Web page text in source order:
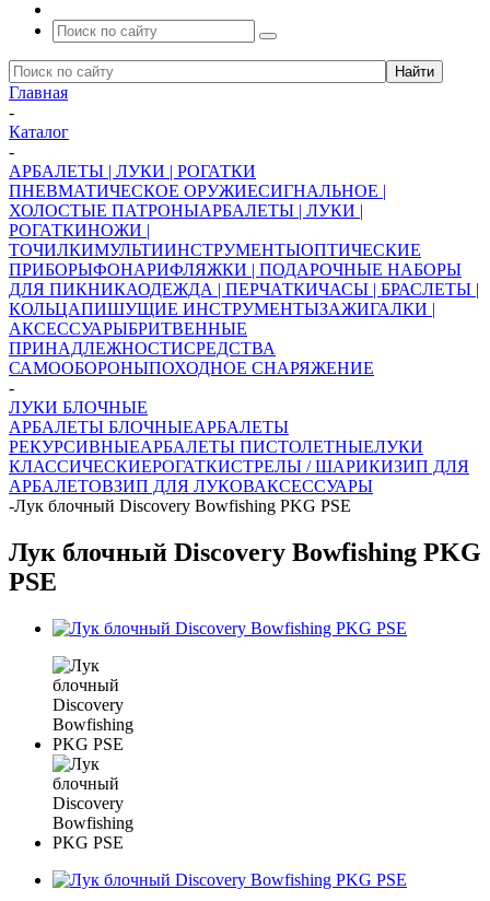
Главная
-
Каталог
-
АРБАЛЕТЫ | ЛУКИ | РОГАТКИ
ПНЕВМАТИЧЕСКОЕ ОРУЖИЕСИГНАЛЬНОЕ |
ХОЛОСТЫЕ ПАТРОНЫАРБАЛЕТЫ | ЛУКИ |
РОГАТКИНОЖИ |
ТОЧИЛКИМУЛЬТИИНСТРУМЕНТЫОПТИЧЕСКИЕ
ПРИБОРЫФОНАРИФЛЯЖКИ | ПОДАРОЧНЫЕ НАБОРЫ
ДЛЯ ПИКНИКАОДЕЖДА | ПЕРЧАТКИЧАСЫ | БРАСЛЕТЫ |
КОЛЬЦАПИШУЩИЕ ИНСТРУМЕНТЫЗАЖИГАЛКИ |
АКСЕССУАРЫБРИТВЕННЫЕ
ПРИНАДЛЕЖНОСТИСРЕДСТВА
САМООБОРОНЫПОХОДНОЕ СНАРЯЖЕНИЕ
-
ЛУКИ БЛОЧНЫЕ
АРБАЛЕТЫ БЛОЧНЫЕАРБАЛЕТЫ
РЕКУРСИВНЫЕАРБАЛЕТЫ ПИСТОЛЕТНЫЕЛУКИ
КЛАССИЧЕСКИЕРОГАТКИСТРЕЛЫ / ШАРИКИЗИП ДЛЯ
АРБАЛЕТОВЗИП ДЛЯ ЛУКОВАКСЕССУАРЫ
-Лук блочный Discovery Bowfishing PKG PSE
Лук блочный Discovery Bowfishing PKG
PSE